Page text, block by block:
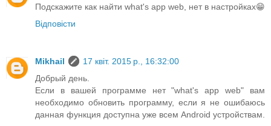
Подскажите как найти what's app web, нет в настройках😁
Відповісти
Mikhail
17 квіт. 2015 р., 16:32:00
Добрый день.
Если в вашей программе нет "what's app web" вам
необходимо обновить программу, если я не ошибаюсь
данная функция доступна уже всем Android устройствам.